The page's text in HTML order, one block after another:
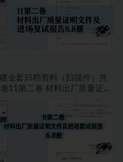
全套归档资料（扫描件）共
11第二卷 材料出厂质量证明